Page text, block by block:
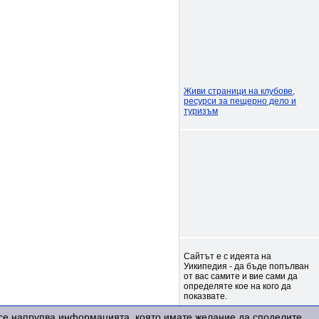
Живи страници на клубове,
ресурси за пещерно дело и
туризъм
Сайтът е с идеята на
Уикипедия - да бъде попълван
от вас самите и вие сами да
определяте кое на кого да
показвате.